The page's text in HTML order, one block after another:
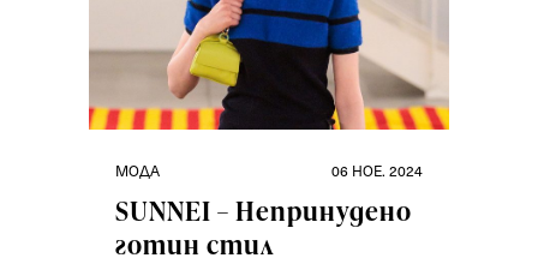
МОДА
на
06 НОЕ. 2024
SUNNEI – Непринудено
готин стил